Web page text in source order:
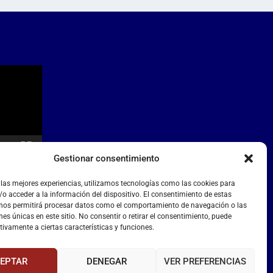
Gestionar consentimiento
mejores experiencias, utilizamos tecnologías como las cookies para
acceder a la información del dispositivo. El consentimiento de estas
permitirá procesar datos como el comportamiento de navegación o las
únicas en este sitio. No consentir o retirar el consentimiento, puede
a ciertas características y funciones.
DENEGAR VER PREFERENCIAS